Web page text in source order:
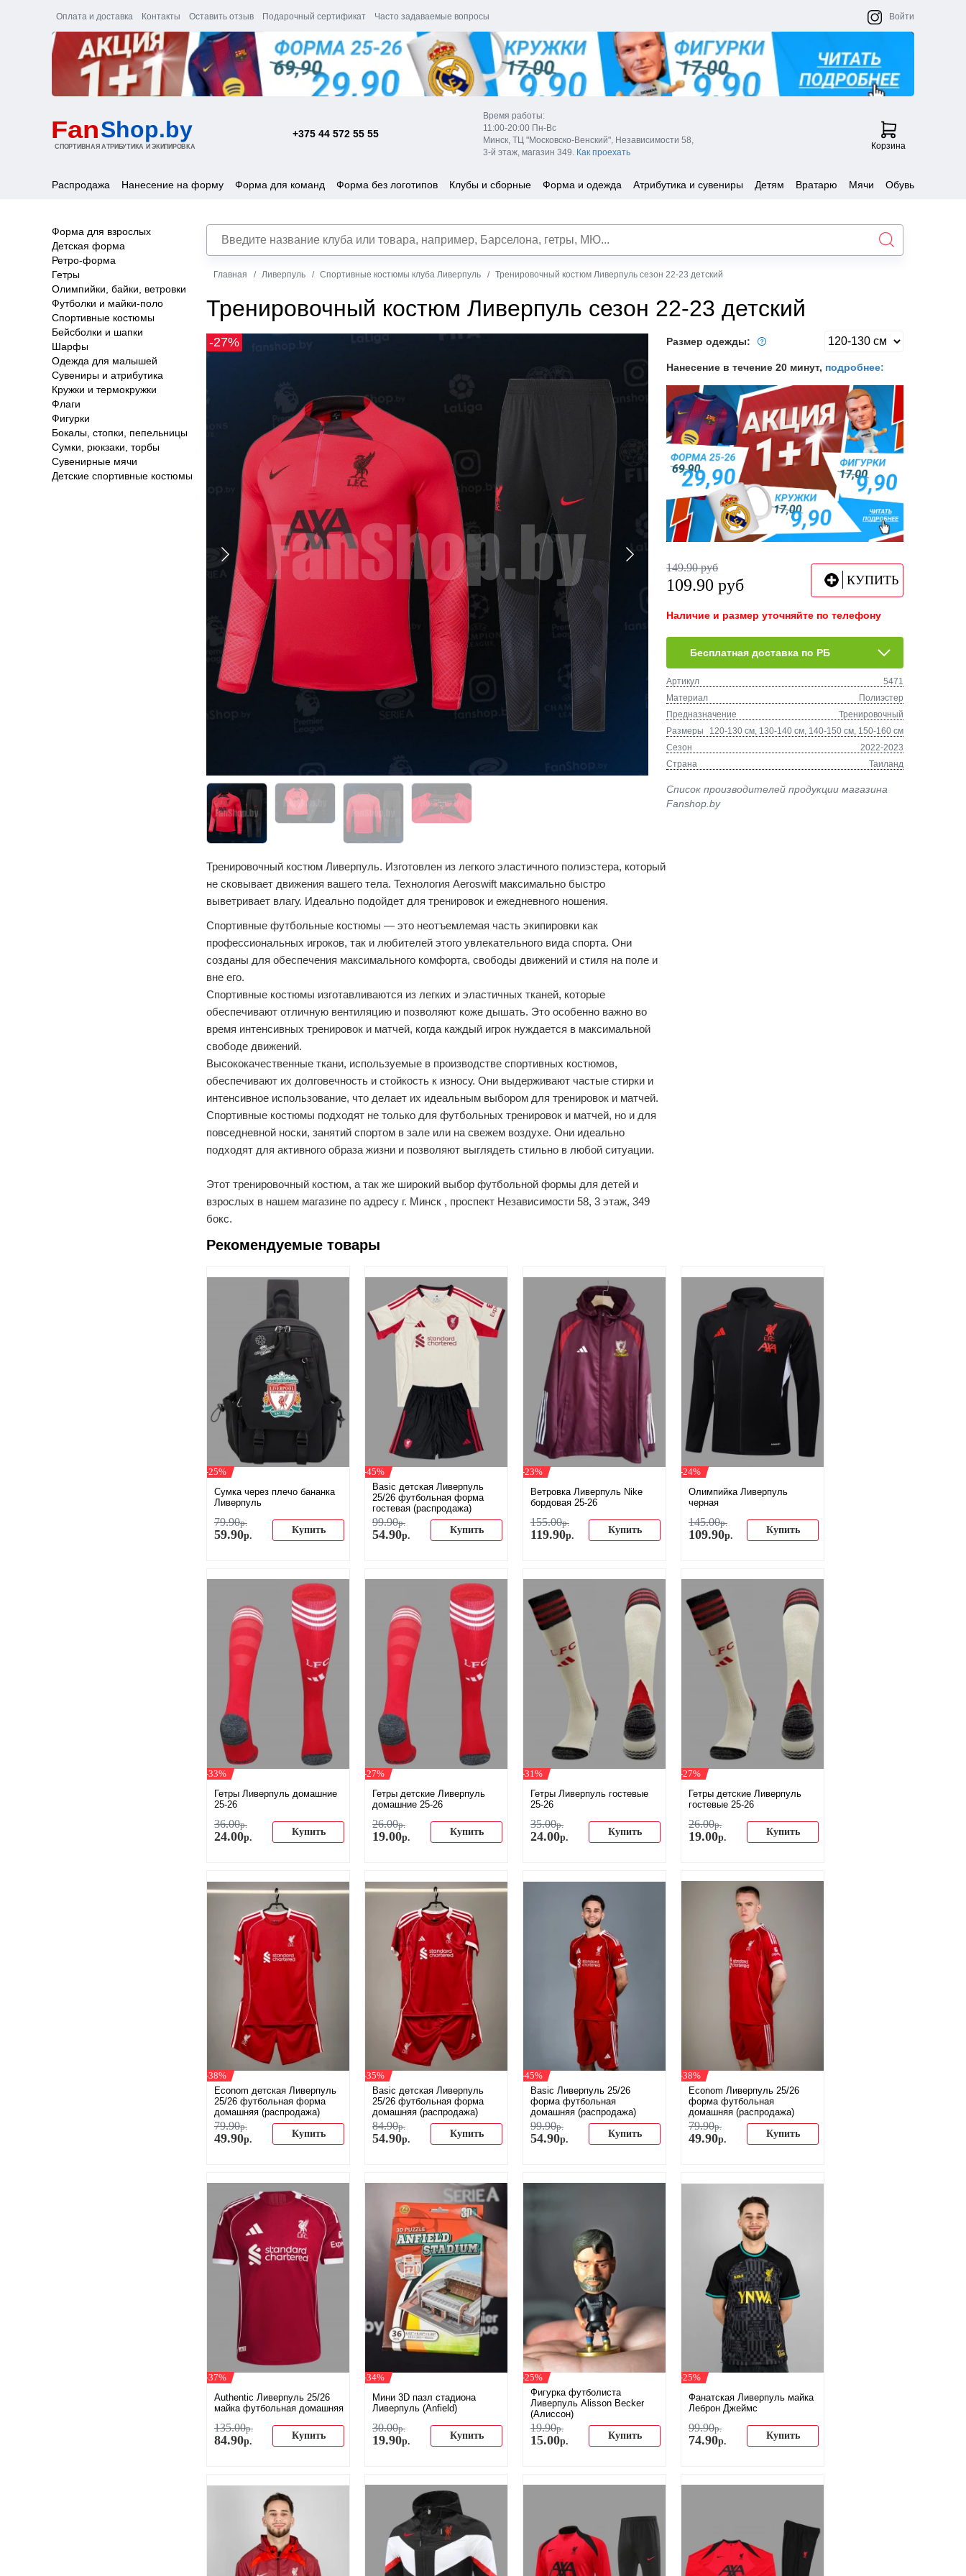
Оплата и доставка Контакты Оставить отзыв Подарочный сертификат Часто задаваемые вопросы Войти
+375 44 572 55 55
Время работы:
11:00-20:00 Пн-Вс
Минск, ТЦ "Московско-Венский", Независимости 58,
3-й этаж, магазин 349. Как проехать
Корзина
Распродажа Нанесение на форму Форма для команд Форма без логотипов Клубы и сборные Форма и одежда Атрибутика и сувениры Детям Вратарю Мячи Обувь
Форма для взрослых
Детская форма
Ретро-форма
Гетры
Олимпийки, байки, ветровки
Футболки и майки-поло
Спортивные костюмы
Бейсболки и шапки
Шарфы
Одежда для малышей
Сувениры и атрибутика
Кружки и термокружки
Флаги
Фигурки
Бокалы, стопки, пепельницы
Сумки, рюкзаки, торбы
Сувенирные мячи
Детские спортивные костюмы
Главная Ливерпуль Спортивные костюмы клуба Ливерпуль Тренировочный костюм Ливерпуль сезон 22-23 детский
Тренировочный костюм Ливерпуль сезон 22-23 детский
-27%
Тренировочный костюм Ливерпуль. Изготовлен из легкого эластичного полиэстера, который
не сковывает движения вашего тела. Технология Aeroswift максимально быстро
выветривает влагу. Идеально подойдет для тренировок и ежедневного ношения.
Спортивные футбольные костюмы — это неотъемлемая часть экипировки как
профессиональных игроков, так и любителей этого увлекательного вида спорта. Они
созданы для обеспечения максимального комфорта, свободы движений и стиля на поле и
вне его.
Спортивные костюмы изготавливаются из легких и эластичных тканей, которые
обеспечивают отличную вентиляцию и позволяют коже дышать. Это особенно важно во
время интенсивных тренировок и матчей, когда каждый игрок нуждается в максимальной
свободе движений.
Высококачественные ткани, используемые в производстве спортивных костюмов,
обеспечивают их долговечность и стойкость к износу. Они выдерживают частые стирки и
интенсивное использование, что делает их идеальным выбором для тренировок и матчей.
Спортивные костюмы подходят не только для футбольных тренировок и матчей, но и для
повседневной носки, занятий спортом в зале или на свежем воздухе. Они идеально
подходят для активного образа жизни и позволяют выглядеть стильно в любой ситуации.
Этот тренировочный костюм, а так же широкий выбор футбольной формы для детей и
взрослых в нашем магазине по адресу г. Минск , проспект Независимости 58, 3 этаж, 349
бокс.
Размер одежды:
Нанесение в течение 20 минут, подробнее:
149.90 руб
109.90 руб КУПИТЬ
Наличие и размер уточняйте по телефону
Бесплатная доставка по РБ
Артикул
5471
Материал
Полиэстер
Предназначение
Тренировочный
Размеры
120-130 см, 130-140 см, 140-150 см, 150-160 см
Сезон
2022-2023
Страна
Таиланд
Список производителей продукции магазина
Fanshop.by
Рекомендуемые товары
-25%
Сумка через плечо бананка
Ливерпуль
79.90р.
59.90р. Купить
-45%
Basic детская Ливерпуль
25/26 футбольная форма
гостевая (распродажа)
99.90р.
54.90р. Купить
-23%
Ветровка Ливерпуль Nike
бордовая 25-26
155.00р.
119.90р. Купить
-24%
Олимпийка Ливерпуль
черная
145.00р.
109.90р. Купить
-33%
Гетры Ливерпуль домашние
25-26
36.00р.
24.00р. Купить
-27%
Гетры детские Ливерпуль
домашние 25-26
26.00р.
19.00р. Купить
-31%
Гетры Ливерпуль гостевые
25-26
35.00р.
24.00р. Купить
-27%
Гетры детские Ливерпуль
гостевые 25-26
26.00р.
19.00р. Купить
-38%
Econom детская Ливерпуль
25/26 футбольная форма
домашняя (распродажа)
79.90р.
49.90р. Купить
-35%
Basic детская Ливерпуль
25/26 футбольная форма
домашняя (распродажа)
84.90р.
54.90р. Купить
-45%
Basic Ливерпуль 25/26
форма футбольная
домашняя (распродажа)
99.90р.
54.90р. Купить
-38%
Econom Ливерпуль 25/26
форма футбольная
домашняя (распродажа)
79.90р.
49.90р. Купить
-37%
Authentic Ливерпуль 25/26
майка футбольная домашняя
135.00р.
84.90р. Купить
-34%
Мини 3D пазл стадиона
Ливерпуль (Anfield)
30.00р.
19.90р. Купить
-25%
Фигурка футболиста
Ливерпуль Alisson Becker
(Алиссон)
19.90р.
15.00р. Купить
-25%
Фанатская Ливерпуль майка
Леброн Джеймс
99.90р.
74.90р. Купить